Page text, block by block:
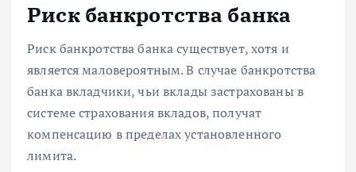
Риск банкротства банка
Риск банкротства банка существует, хотя и
является маловероятным. В случае банкротства
банка вкладчики, чьи вклады застрахованы в
системе страхования вкладов, получат
компенсацию в пределах установленного
лимита.